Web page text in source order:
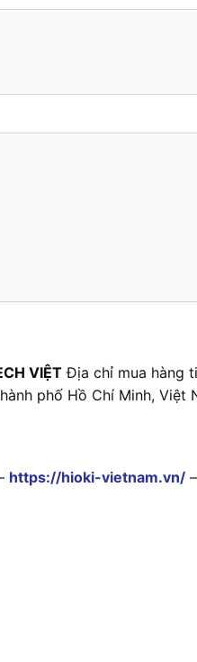
VIỆT Địa chỉ mua hàng
phố Hồ Chí Minh, Việt
https://hioki-vietnam.vn/ –